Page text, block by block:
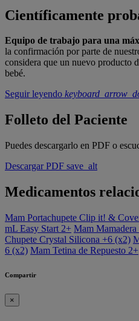
Científicamente
Equipo de trabajo para una
la confirmación por parte de
considera que un nuevo producto
bebé.
Seguir leyendo
Folleto del Paciente
Puedes descargarlo en PDF o
Descargar PDF save_alt
Medicamentos
Mam Portachupete Clip it! &
mL Easy Start 2+ Mam
Chupete Crystal Silicona +6 (x2)
6 (x2) Mam Tetina de Repuesto 2+
Compartir
×